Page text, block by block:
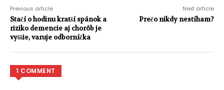
Previous article
Stačí o hodinu kratší spánok a
riziko demencie aj chorôb je
vyššie, varuje odborníčka
Next article
Prečo nikdy nestíham?
1 COMMENT